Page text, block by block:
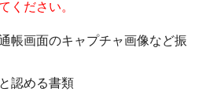
ください。
帳画面のキャプチャ画像など振
認める書類